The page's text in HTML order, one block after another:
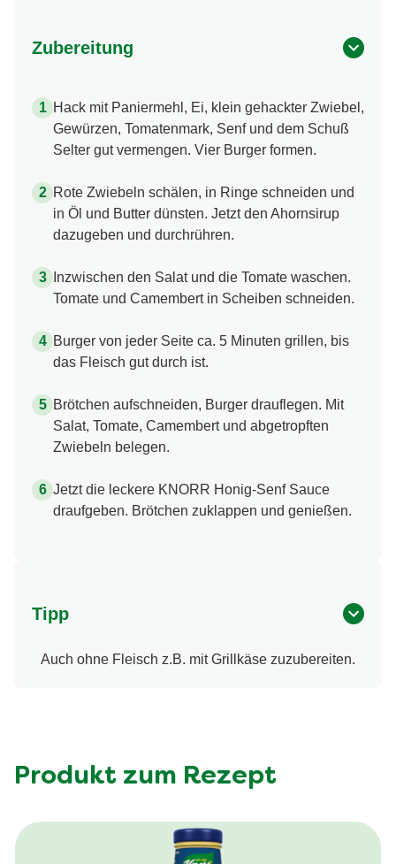
Zubereitung
Hack mit Paniermehl, Ei, klein gehackter Zwiebel,
Gewürzen, Tomatenmark, Senf und dem Schuß
Selter gut vermengen. Vier Burger formen.
Rote Zwiebeln schälen, in Ringe schneiden und
in Öl und Butter dünsten. Jetzt den Ahornsirup
dazugeben und durchrühren.
Inzwischen den Salat und die Tomate waschen.
Tomate und Camembert in Scheiben schneiden.
Burger von jeder Seite ca. 5 Minuten grillen, bis
das Fleisch gut durch ist.
Brötchen aufschneiden, Burger drauflegen. Mit
Salat, Tomate, Camembert und abgetropften
Zwiebeln belegen.
Jetzt die leckere KNORR Honig-Senf Sauce
draufgeben. Brötchen zuklappen und genießen.
Tipp
Auch ohne Fleisch z.B. mit Grillkäse zuzubereiten.
Produkt zum Rezept